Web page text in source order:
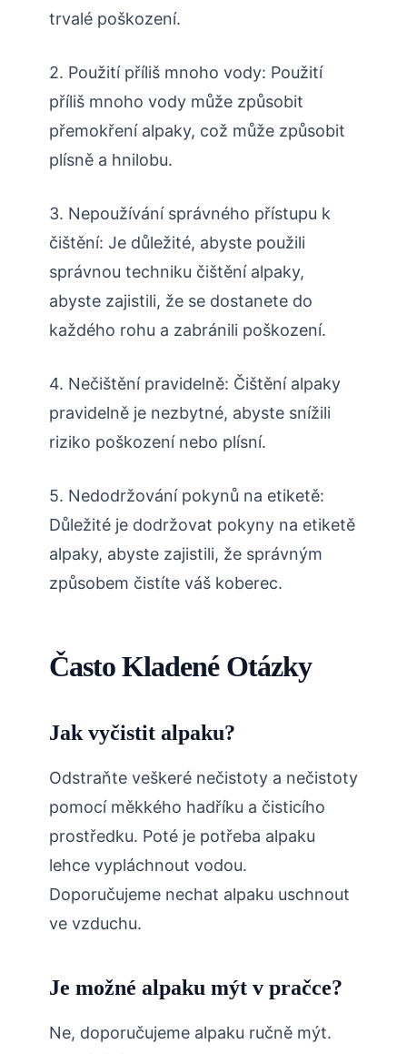
trvalé poškození.
2. Použití příliš mnoho vody: Použití
příliš mnoho vody může způsobit
přemokření alpaky, což může způsobit
plísně a hnilobu.
3. Nepoužívání správného přístupu k
čištění: Je důležité, abyste použili
správnou techniku čištění alpaky,
abyste zajistili, že se dostanete do
každého rohu a zabránili poškození.
4. Nečištění pravidelně: Čištění alpaky
pravidelně je nezbytné, abyste snížili
riziko poškození nebo plísní.
5. Nedodržování pokynů na etiketě:
Důležité je dodržovat pokyny na etiketě
alpaky, abyste zajistili, že správným
způsobem čistíte váš koberec.
Často Kladené Otázky
Jak vyčistit alpaku?
Odstraňte veškeré nečistoty a nečistoty
pomocí měkkého hadříku a čisticího
prostředku. Poté je potřeba alpaku
lehce vypláchnout vodou.
Doporučujeme nechat alpaku uschnout
ve vzduchu.
Je možné alpaku mýt v pračce?
Ne, doporučujeme alpaku ručně mýt.